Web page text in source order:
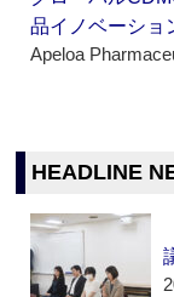
品イノベーショ
Apeloa
HEADLINE